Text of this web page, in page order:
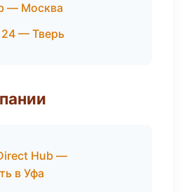
— Москва
24 — Тверь
Hub —
в Уфа